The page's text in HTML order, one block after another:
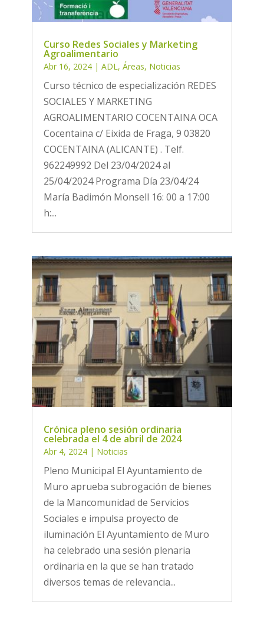
Curso Redes Sociales y Marketing
Agroalimentario
Abr 16, 2024| ADL, Áreas, Noticias
Curso técnico de especialización REDES
SOCIALES Y MARKETING
AGROALIMENTARIO COCENTAINA OCA
Cocentaina c/ Eixida de Fraga, 9 03820
COCENTAINA (ALICANTE) . Telf.
962249992 Del 23/04/2024 al
25/04/2024 Programa Día 23/04/24
María Badimón Monsell 16: 00 a 17:00
h:...
Crónica pleno sesión ordinaria
celebrada el 4 de abril de 2024
Abr 4, 2024| Noticias
Pleno Municipal El Ayuntamiento de
Muro aprueba subrogación de bienes
de la Mancomunidad de Servicios
Sociales e impulsa proyecto de
iluminación El Ayuntamiento de Muro
ha celebrado una sesión plenaria
ordinaria en la que se han tratado
diversos temas de relevancia...